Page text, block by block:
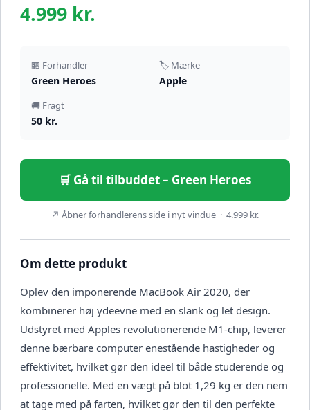
4.999 kr.
🏪 Forhandler
Green Heroes
🏷️ Mærke
Apple
🚚 Fragt
50 kr.
🛒 Gå til tilbuddet – Green Heroes
↗ Åbner forhandlerens side i nyt vindue · 4.999 kr.
Om dette produkt
Oplev den imponerende MacBook Air 2020, der
kombinerer høj ydeevne med en slank og let design.
Udstyret med Apples revolutionerende M1-chip, leverer
denne bærbare computer enestående hastigheder og
effektivitet, hvilket gør den ideel til både studerende og
professionelle. Med en vægt på blot 1,29 kg er den nem
at tage med på farten, hvilket gør den til den perfekte